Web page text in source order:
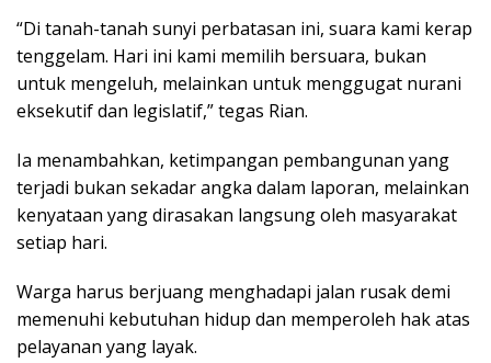
“Di tanah-tanah sunyi perbatasan ini, suara kami kerap
tenggelam. Hari ini kami memilih bersuara, bukan
untuk mengeluh, melainkan untuk menggugat nurani
eksekutif dan legislatif,” tegas Rian.
Ia menambahkan, ketimpangan pembangunan yang
terjadi bukan sekadar angka dalam laporan, melainkan
kenyataan yang dirasakan langsung oleh masyarakat
setiap hari.
Warga harus berjuang menghadapi jalan rusak demi
memenuhi kebutuhan hidup dan memperoleh hak atas
pelayanan yang layak.